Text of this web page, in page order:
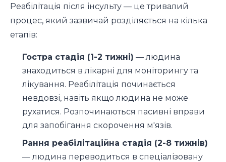
Реабілітація після інсульту — це тривалий
процес, який зазвичай розділяється на кілька
етапів:
Гостра стадія (1-2 тижні) — людина
знаходиться в лікарні для моніторингу та
лікування. Реабілітація починається
невдовзі, навіть якщо людина не може
рухатися. Розпочинаються пасивні вправи
для запобігання скорочення м'язів.
Рання реабілітаційна стадія (2-8 тижнів)
— людина переводиться в спеціалізовану